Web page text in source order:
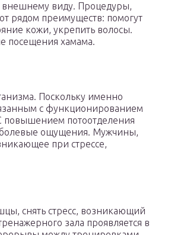
виду. Процедуры,
рядом преимуществ: помогут
кожи, укрепить волосы.
посещения хамама.
Поскольку именно
с функционированием
повышением потоотделения
болевые ощущения. Мужчины,
при стрессе,
снять стресс, возникающий
зала проявляется в